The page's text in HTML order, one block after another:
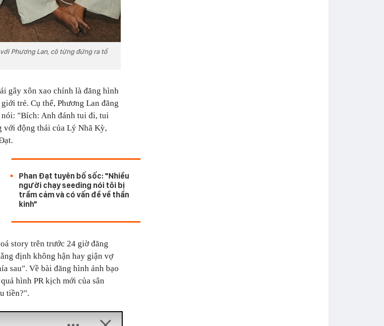
Phương Lan, cô từng đứng ra tổ
gây xôn xao chính là đăng hình
trẻ. Cụ thể, Phương Lan đăng
"Bích: Anh đánh tui đi, tui
với động thái của Lý Nhã Kỳ,
Phan Đạt tuyên bố sốc: "Nhiều
người chạy seeding nói tôi bị
trầm cảm và có vấn đề về thần
kinh"
story trên trước 24 giờ đăng
định không hận hay giận vợ
sau". Về bài đăng hình ảnh bạo
hình PR kịch mới của sân
tiền?".